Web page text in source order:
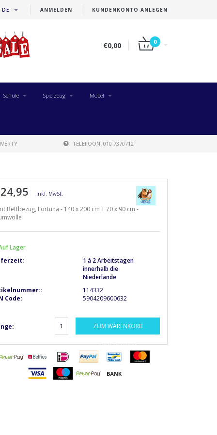
ANMELDEN KUNDENKONTO ANLEGEN
DE
€0,00 0
Schule Spielzeug Möbel
TELEFOON: 010 7370712
Inkl. MwSt.
Bettbezug, Fortuna - 140 x 200 cm + 70 x 90 cm -
Lager
1 à 2 Arbeitstagen
innerhalb die
Niederlande
114332
Code:
5904209600632
ZUM WARENKORB
HINZUFÜGEN